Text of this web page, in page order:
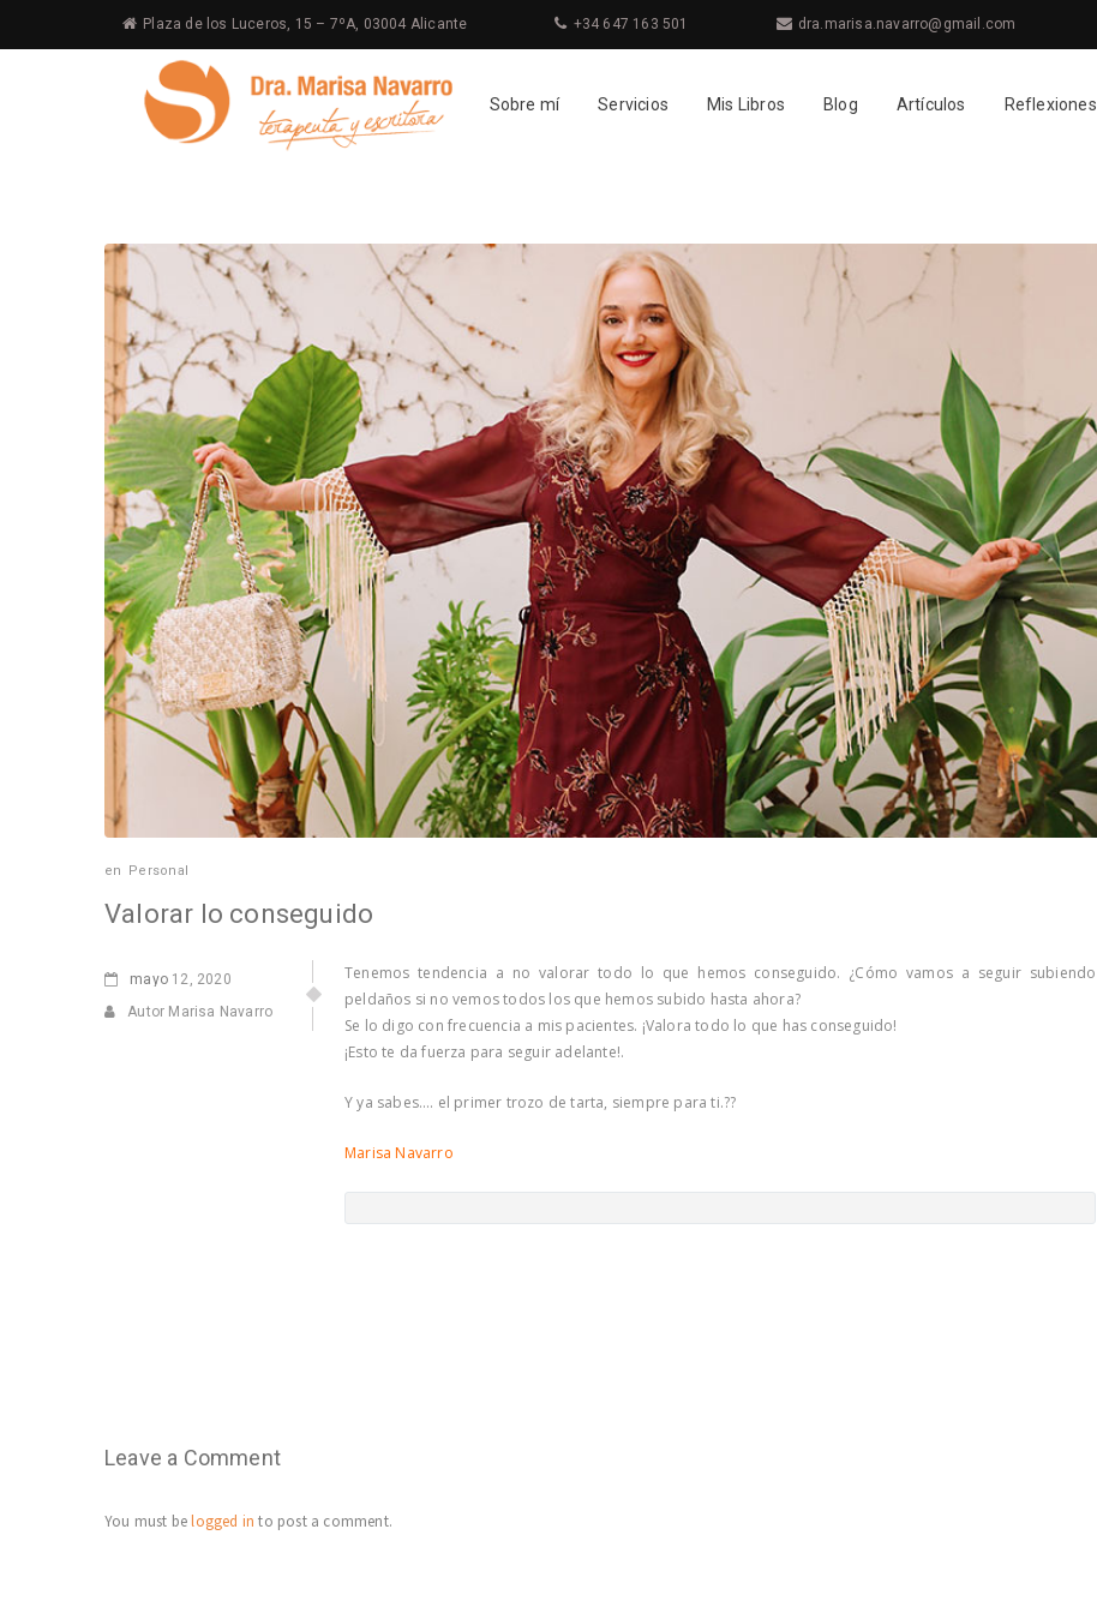
Plaza de los Luceros, 15 – 7ºA, 03004 Alicante +34 647 163 501 dra.marisa.navarro@gmail.com
Sobre mí Servicios Mis Libros Blog Artículos Reflexiones
en Personal
Valorar lo conseguido
mayo 12, 2020
Autor Marisa Navarro
Tenemos tendencia a no valorar todo lo que hemos conseguido. ¿Cómo vamos a seguir subiendo
peldaños si no vemos todos los que hemos subido hasta ahora?
Se lo digo con frecuencia a mis pacientes. ¡Valora todo lo que has conseguido!
¡Esto te da fuerza para seguir adelante!.
Y ya sabes…. el primer trozo de tarta, siempre para ti.??
Marisa Navarro
Leave a Comment
You must belogged in to post a comment.